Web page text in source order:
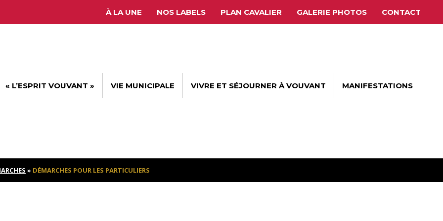
À LA UNE NOS LABELS PLAN CAVALIER GALERIE PHOTOS CONTACT
« L’ESPRIT VOUVANT » VIE MUNICIPALE VIVRE ET SÉJOURNER À VOUVANT MANIFESTATIONS
» DÉMARCHES POUR LES PARTICULIERS